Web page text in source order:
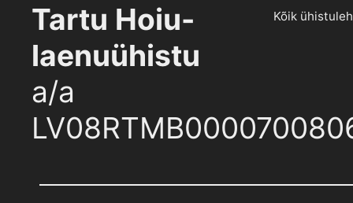
Tartu Hoiu-
laenuühistu
a/a
Kõik